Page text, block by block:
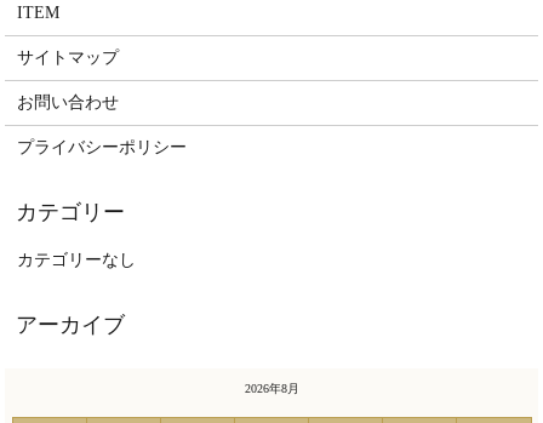
ITEM
サイトマップ
お問い合わせ
プライバシーポリシー
カテゴリーなし
2026年8月